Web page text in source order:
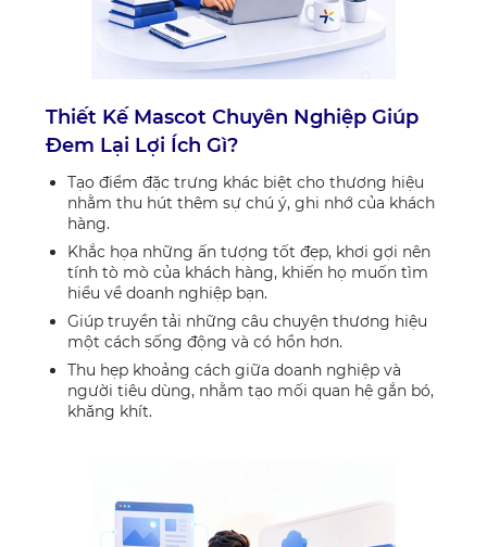
Thiết Kế Mascot Chuyên Nghiệp Giúp
Đem Lại Lợi Ích Gì?
Tạo điểm đặc trưng khác biệt cho thương hiệu
nhằm thu hút thêm sự chú ý, ghi nhớ của khách
hàng.
Khắc họa những ấn tượng tốt đẹp, khơi gợi nên
tính tò mò của khách hàng, khiến họ muốn tìm
hiểu về doanh nghiệp bạn.
Giúp truyền tải những câu chuyện thương hiệu
một cách sống động và có hồn hơn.
Thu hẹp khoảng cách giữa doanh nghiệp và
người tiêu dùng, nhằm tạo mối quan hệ gắn bó,
khăng khít.